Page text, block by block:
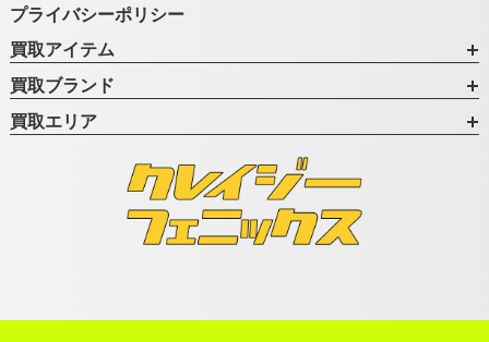
プライバシーポリシー
買取アイテム
買取ブランド
買取エリア